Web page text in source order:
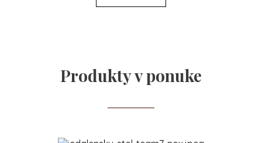
Produkty v ponuke